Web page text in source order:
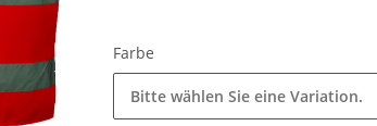
Farbe
Bitte wählen Sie eine Variation.